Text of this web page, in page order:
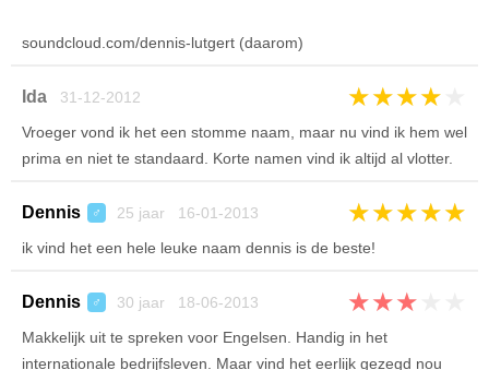
soundcloud.com/dennis-lutgert (daarom)
Ida 31-12-2012 ★★★★
Vroeger vond ik het een stomme naam, maar nu vind ik hem wel
prima en niet te standaard. Korte namen vind ik altijd al vlotter.
Dennis ♂ 25 jaar 16-01-2013 ★★★★★
ik vind het een hele leuke naam dennis is de beste!
Dennis ♂ 30 jaar 18-06-2013 ★★★
Makkelijk uit te spreken voor Engelsen. Handig in het
internationale bedrijfsleven. Maar vind het eerlijk gezegd nou